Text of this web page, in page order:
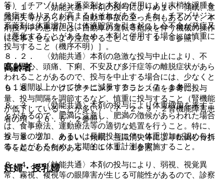
等）［チアゾリジン系薬剤と本剤の併用により末梢性浮腫を
発症するリスクが高まるおそれがある。また、チアゾリジン
系薬剤は体重増加又は体液貯留を引き起こし心不全が発症又
は悪化することがあるため、本剤と併用する場合には慎重に
投与すること（機序不明）］。
高齢者
９．８．１． クレアチニンクリアランス値を参考に投与
量、投与間隔を調節するなど、慎重に投与すること（腎機能
が低下していることが多い）〔７．２、９．２腎機能障害患
者の項、１６．６．２参照〕。
９．８．２． めまい、傾眠、意識消失等により転倒し骨折
等を起こした例がある〔１１．１．１参照〕。
妊婦・授乳婦
８．１． 〈効能共通〉本剤の投与によりめまい、傾眠、意
識消失等があらわれ、自動車事故に至った例もあるので、本
剤投与中の患者には、自動車の運転等危険を伴う機械の操作
に従事させないよう注意すること〔１１．１．１参照〕。
８．２． 〈効能共通〉本剤の急激な投与中止により、不
眠、悪心、頭痛、下痢、不安及び多汗症等の離脱症状があら
われることがあるので、投与を中止する場合には、少なくと
も１週間以上かけて徐々に減量すること〔７．１参照〕。
８．３． 〈効能共通〉本剤の投与により体重増加を来すこ
とがあるので、肥満に注意し、肥満の徴候があらわれた場合
は、食事療法、運動療法等の適切な処置を行うこと。特に、
投与量の増加、あるいは長期投与に伴い体重増加が認められ
ることがあるため、定期的に体重計測を実施すること。
８．４． 〈効能共通〉本剤の投与により、弱視、視覚異
常、霧視、複視等の眼障害が生じる可能性があるので、診察